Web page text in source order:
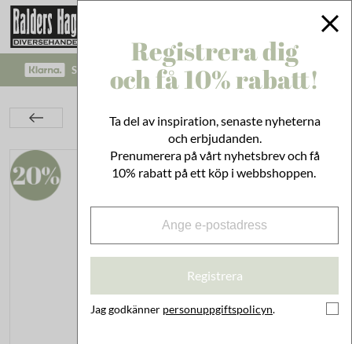
SÄKRA BETALNINGAR MED KLARNA CHECKOUT!
Presentpapper Happy Day
Registrera dig
och få 10% rabatt!
Ta del av inspiration, senaste nyheterna
och erbjudanden.
Prenumerera på vårt nyhetsbrev och få
10% rabatt på ett köp i webbshoppen.
Registrera
Jag godkänner personuppgiftspolicyn.